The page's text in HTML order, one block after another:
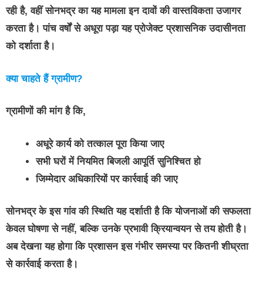
रही है, वहीं सोनभद्र का यह मामला इन दावों की वास्तविकता उजागर
करता है। पांच वर्षों से अधूरा पड़ा यह प्रोजेक्ट प्रशासनिक उदासीनता
को दर्शाता है।
क्या चाहते हैं ग्रामीण?
ग्रामीणों की मांग है कि,
अधूरे कार्य को तत्काल पूरा किया जाए
सभी घरों में नियमित बिजली आपूर्ति सुनिश्चित हो
जिम्मेदार अधिकारियों पर कार्रवाई की जाए
सोनभद्र के इस गांव की स्थिति यह दर्शाती है कि योजनाओं की सफलता
केवल घोषणा से नहीं, बल्कि उनके प्रभावी क्रियान्वयन से तय होती है।
अब देखना यह होगा कि प्रशासन इस गंभीर समस्या पर कितनी शीघ्रता
से कार्रवाई करता है।